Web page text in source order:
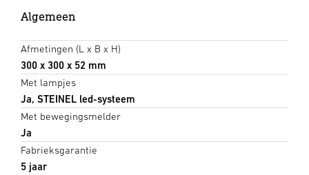
Algemeen
Afmetingen (L x B x H)
300 x 300 x 52 mm
Met lampjes
Ja, STEINEL led-systeem
Met bewegingsmelder
Ja
Fabrieksgarantie
5 jaar